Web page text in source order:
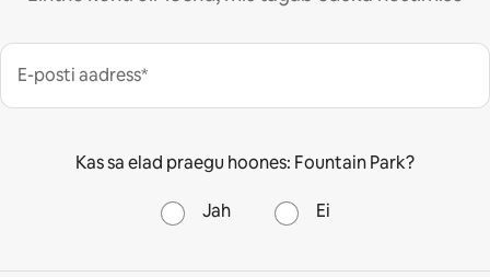
E-posti aadress*
Kas sa elad praegu hoones: Fountain Park?
Jah Ei